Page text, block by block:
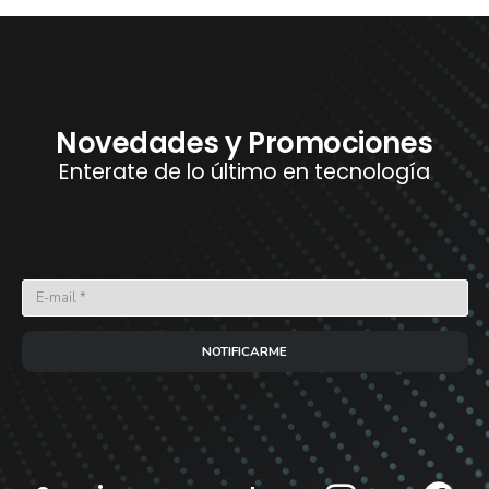
Novedades y Promociones
Enterate de lo último en tecnología
NOTIFICARME